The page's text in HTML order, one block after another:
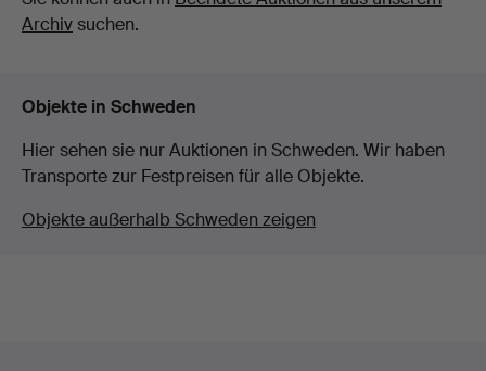
Archivsuchen.
Objekte in Schweden
Hier sehen sie nur Auktionen in Schweden. Wir haben
Transporte zur Festpreisen für alle Objekte.
Objekte außerhalb Schweden zeigen